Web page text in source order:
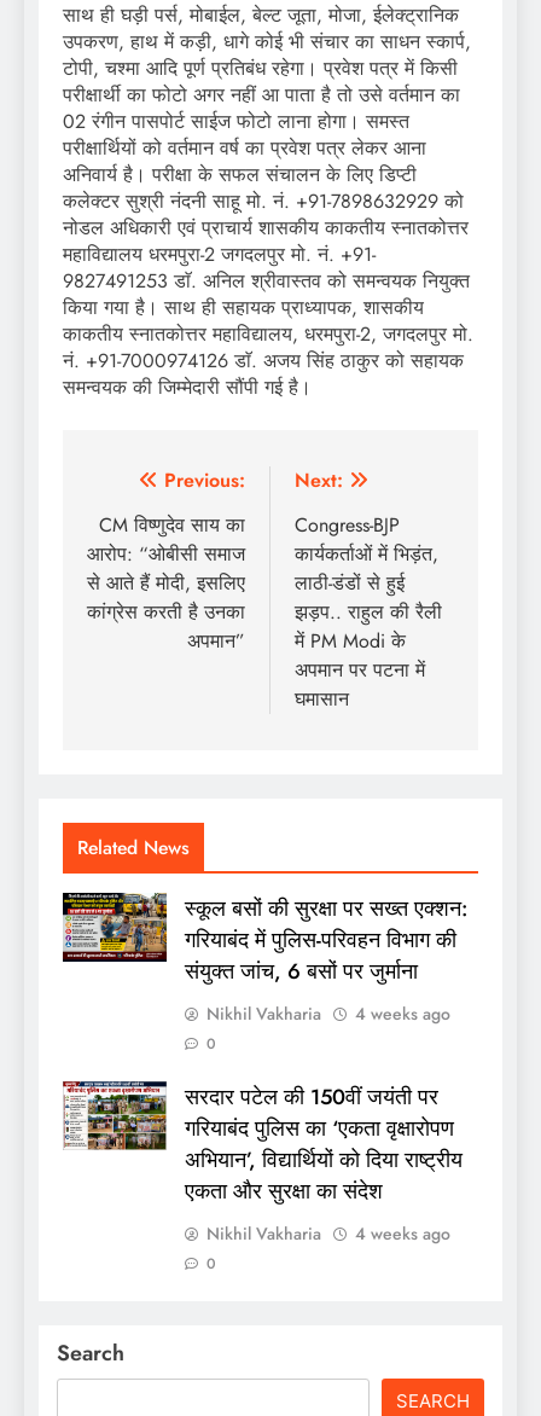
साथ ही घड़ी पर्स, मोबाईल, बेल्ट जूता, मोजा, ईलेक्ट्रानिक
उपकरण, हाथ में कड़ी, धागे कोई भी संचार का साधन स्कार्प,
टोपी, चश्मा आदि पूर्ण प्रतिबंध रहेगा। प्रवेश पत्र में किसी
परीक्षार्थी का फोटो अगर नहीं आ पाता है तो उसे वर्तमान का
02 रंगीन पासपोर्ट साईज फोटो लाना होगा। समस्त
परीक्षार्थियों को वर्तमान वर्ष का प्रवेश पत्र लेकर आना
अनिवार्य है। परीक्षा के सफल संचालन के लिए डिप्टी
कलेक्टर सुश्री नंदनी साहू मो. नं. +91-7898632929 को
नोडल अधिकारी एवं प्राचार्य शासकीय काकतीय स्नातकोत्तर
महाविद्यालय धरमपुरा-2 जगदलपुर मो. नं. +91-
9827491253 डाॅ. अनिल श्रीवास्तव को समन्वयक नियुक्त
किया गया है। साथ ही सहायक प्राध्यापक, शासकीय
काकतीय स्नातकोत्तर महाविद्यालय, धरमपुरा-2, जगदलपुर मो.
नं. +91-7000974126 डाॅ. अजय सिंह ठाकुर को सहायक
समन्वयक की जिम्मेदारी सौंपी गई है।
Post
navigation
Previous:
CM विष्णुदेव साय का
आरोप: “ओबीसी समाज
से आते हैं मोदी, इसलिए
कांग्रेस करती है उनका
अपमान”
Next:
Congress-BJP
कार्यकर्ताओं में भिड़ंत,
लाठी-डंडों से हुई
झड़प.. राहुल की रैली
में PM Modi के
अपमान पर पटना में
घमासान
Related News
स्कूल बसों की सुरक्षा पर सख्त एक्शन:
गरियाबंद में पुलिस-परिवहन विभाग की
संयुक्त जांच, 6 बसों पर जुर्माना
Nikhil Vakharia 4 weeks ago
0
सरदार पटेल की 150वीं जयंती पर
गरियाबंद पुलिस का ‘एकता वृक्षारोपण
अभियान’, विद्यार्थियों को दिया राष्ट्रीय
एकता और सुरक्षा का संदेश
Nikhil Vakharia 4 weeks ago
0
Search
SEARCH